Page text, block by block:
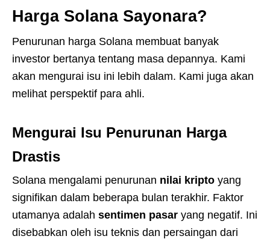
Harga Solana Sayonara?
Penurunan harga Solana membuat banyak
investor bertanya tentang masa depannya. Kami
akan mengurai isu ini lebih dalam. Kami juga akan
melihat perspektif para ahli.
Mengurai Isu Penurunan Harga
Drastis
Solana mengalami penurunan nilai kripto yang
signifikan dalam beberapa bulan terakhir. Faktor
utamanya adalah sentimen pasar yang negatif. Ini
disebabkan oleh isu teknis dan persaingan dari